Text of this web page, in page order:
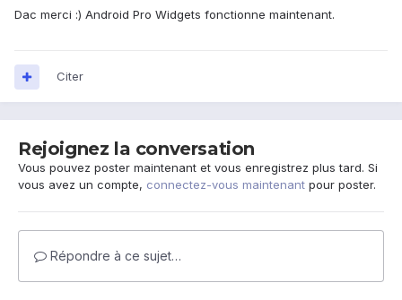
Dac merci :) Android Pro Widgets fonctionne maintenant.
Citer
Rejoignez la conversation
Vous pouvez poster maintenant et vous enregistrez plus tard. Si
vous avez un compte, connectez-vous maintenant pour poster.
Répondre à ce sujet…